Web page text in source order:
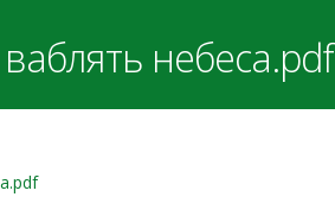
небеса.pdf